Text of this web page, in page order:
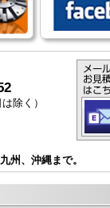
除く）
州、沖縄まで。